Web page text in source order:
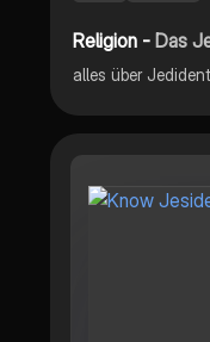
Religion -Das
alles über